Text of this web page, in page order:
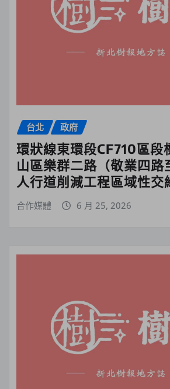
台北 政府
環狀線東環段CF710區段
山區樂群二路（敬業四路
人行道削減工程區域性交
合作媒體 6 月 25, 2026